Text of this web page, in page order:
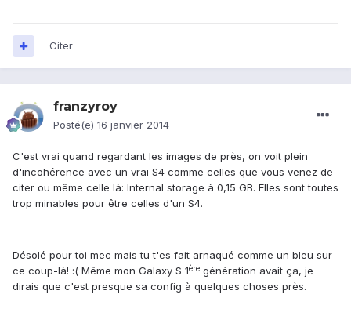
Citer
franzyroy
Posté(e) 16 janvier 2014
C'est vrai quand regardant les images de près, on voit plein
d'incohérence avec un vrai S4 comme celles que vous venez de
citer ou même celle là: Internal storage à 0,15 GB. Elles sont toutes
trop minables pour être celles d'un S4.
Désolé pour toi mec mais tu t'es fait arnaqué comme un bleu sur
ce coup-là! :( Même mon Galaxy S 1ère génération avait ça, je
dirais que c'est presque sa config à quelques choses près.